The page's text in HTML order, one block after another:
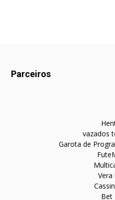
Parceiros
vazados
Garota de
Vera
Bet